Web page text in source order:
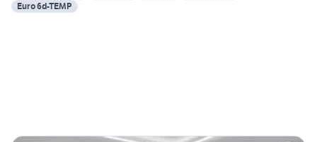
Euro 6d-TEMP